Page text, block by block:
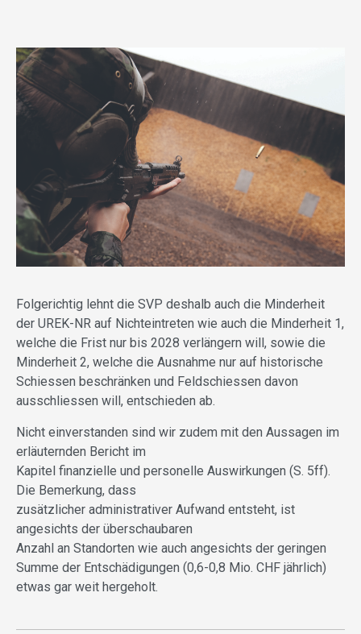
Folgerichtig lehnt die SVP deshalb auch die Minderheit
der UREK-NR auf Nichteintreten wie auch die Minderheit 1,
welche die Frist nur bis 2028 verlängern will, sowie die
Minderheit 2, welche die Ausnahme nur auf historische
Schiessen beschränken und Feldschiessen davon
ausschliessen will, entschieden ab.
Nicht einverstanden sind wir zudem mit den Aussagen im
erläuternden Bericht im
Kapitel finanzielle und personelle Auswirkungen (S. 5ff).
Die Bemerkung, dass
zusätzlicher administrativer Aufwand entsteht, ist
angesichts der überschaubaren
Anzahl an Standorten wie auch angesichts der geringen
Summe der Entschädigungen (0,6-0,8 Mio. CHF jährlich)
etwas gar weit hergeholt.